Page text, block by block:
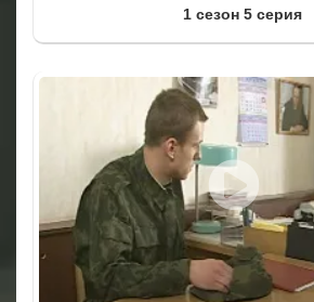
1 сезон 5 серия